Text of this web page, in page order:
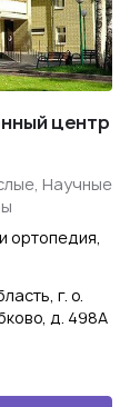
центр
Научные
ортопедия,
г. о.
д. 498А